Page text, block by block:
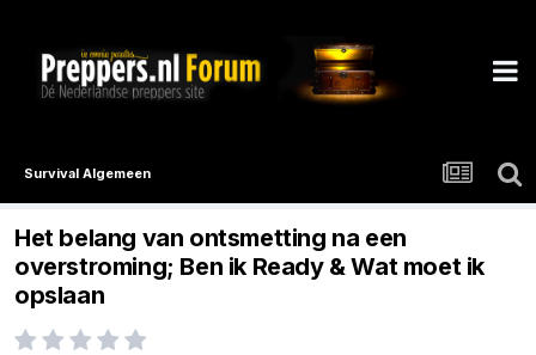
Survival Algemeen
Het belang van ontsmetting na een
overstroming; Ben ik Ready & Wat moet ik
opslaan